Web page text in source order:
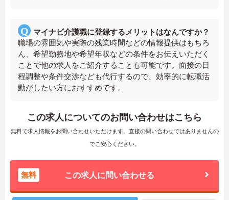
マイナビ介護職に登録するメリットはなんですか？
職場の雰囲気や実際の残業時間などの情報提供はもちろ
ん、希望勤務地や希望年収などの条件をお伝えいただく
ことで他の求人をご紹介することも可能です。面接の日
程調整や条件交渉なども代行するので、効率的に転職活
動がしたい方におすすめです。
この求人についてのお問い合わせはこちら
無料で求人情報をお問い合わせいただけます。直接の問い合わせではありませんの
でご安心ください。
無料 この求人に問い合わせる